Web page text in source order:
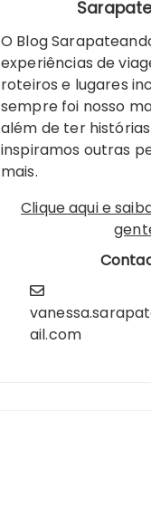
O Blog
experiências de
roteiros e lugares
sempre foi nosso
além de ter
inspiramos outras
mais.
Clique aqui e
ail.com